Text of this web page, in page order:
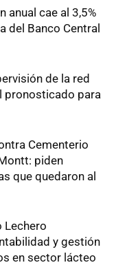
anual cae al 3,5%
del Banco Central
de la red
pronosticado para
Cementerio
piden
que quedaron al
Lechero
y gestión
en sector lácteo